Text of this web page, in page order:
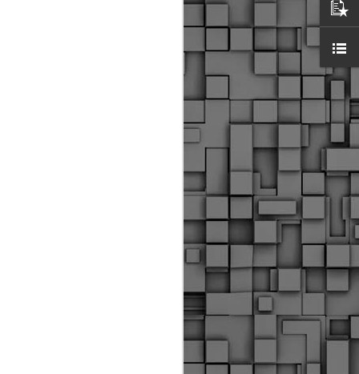
αστυνομικούς, οι οποίοι έχουν
εκπαίδευσή τους και
καθήκοντα.
ο Δήμος παρέλαβε τρία
οποία θα χρησιμοποιούνται για
μετακινήσεις των